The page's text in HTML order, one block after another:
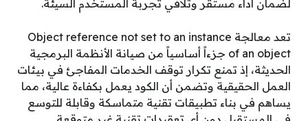
لضمان أداء مستقر وتلافي تجربة المستخدم السيئة.
تعد معالجة Object reference not set to an instance
of an object جزءاً أساسياً من صيانة الأنظمة البرمجية
الحديثة، إذ تمنع تكرار توقف الخدمات المفاجئ في بيئات
العمل الحقيقية وتضمن أن الكود يعمل بكفاءة عالية، مما
يساهم في بناء تطبيقات تقنية متماسكة وقابلة للتوسع